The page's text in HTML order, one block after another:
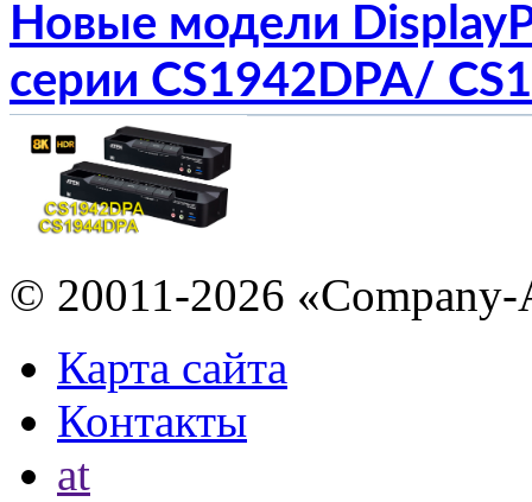
Новые модели
серии CS1942DPA/
© 20011-2026
Карта сайта
Контакты
at